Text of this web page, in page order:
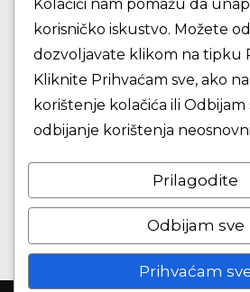
Škola košarke
Zašto je dobro upisati dijete na
Pravila i igralište
Seniori
Kolačići nam pomažu da
korisničko iskustvo. Možete
dozvoljavate klikom na tipku
Kliknite Prihvaćam sve, ako
korištenje kolačića ili Odbijam
odbijanje korištenja
Prilagodite
Odbijam sve
Prihvaćam